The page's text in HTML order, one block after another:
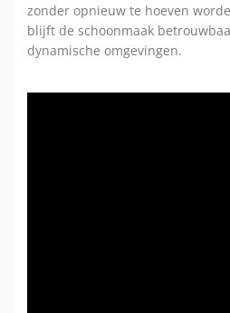
zonder opnieuw te hoeven
blijft de schoonmaak
dynamische omgevingen.